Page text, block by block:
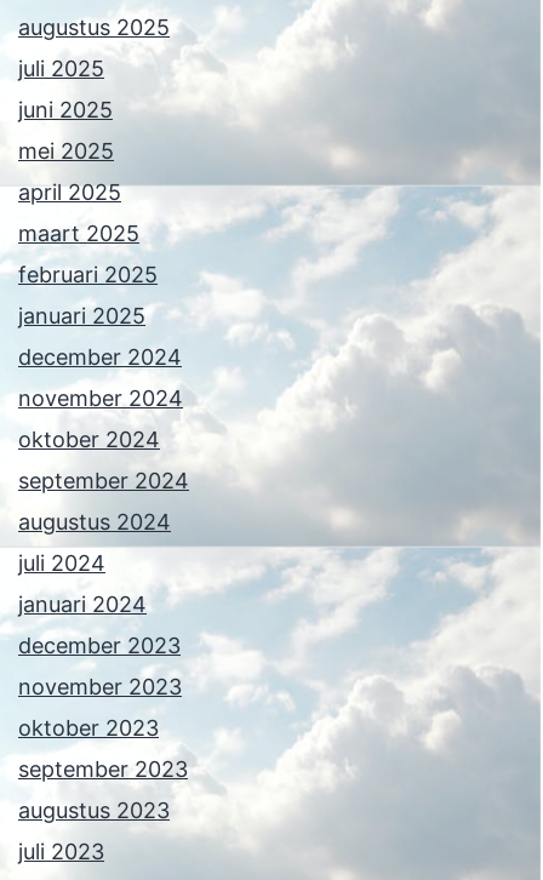
augustus 2025
juli 2025
juni 2025
mei 2025
april 2025
maart 2025
februari 2025
januari 2025
december 2024
november 2024
oktober 2024
september 2024
augustus 2024
juli 2024
januari 2024
december 2023
november 2023
oktober 2023
september 2023
augustus 2023
juli 2023